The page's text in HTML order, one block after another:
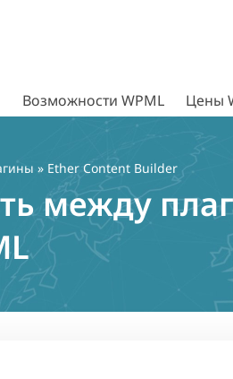
Возможности WPML Цены
» Ether Content Builder
между